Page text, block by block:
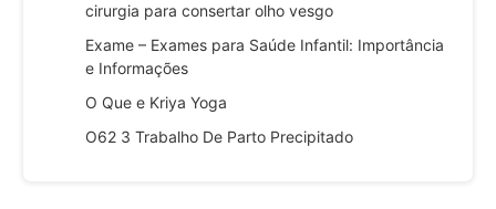
cirurgia para consertar olho vesgo
Exame – Exames para Saúde Infantil: Importância
e Informações
O Que e Kriya Yoga
O62 3 Trabalho De Parto Precipitado